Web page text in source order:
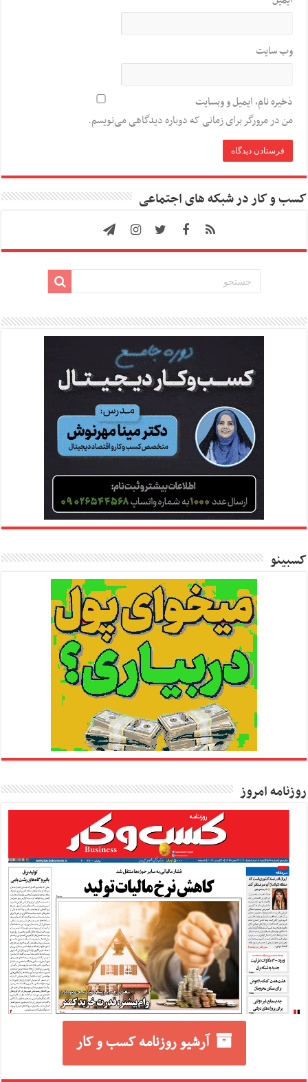
وب‌ سایت
ذخیره نام، ایمیل و وبسایت
من در مرورگر برای زمانی که دوباره دیدگاهی می‌نویسم.
کسب و کار در شبکه های اجتماعی
کسبینو
روزنامه امروز
آرشیو روزنامه کسب و کار